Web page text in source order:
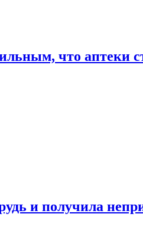
что аптеки
и получила